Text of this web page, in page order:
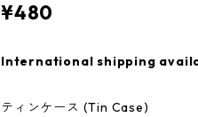
¥480
International shipping
ティンケース (Tin Case)